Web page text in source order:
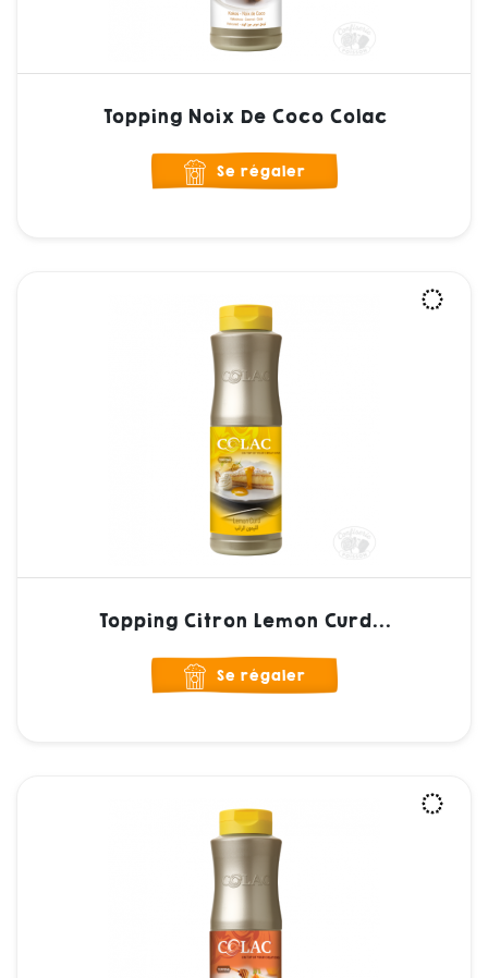
Topping Noix De Coco Colac
Se régaler
Topping Citron Lemon Curd...
Se régaler